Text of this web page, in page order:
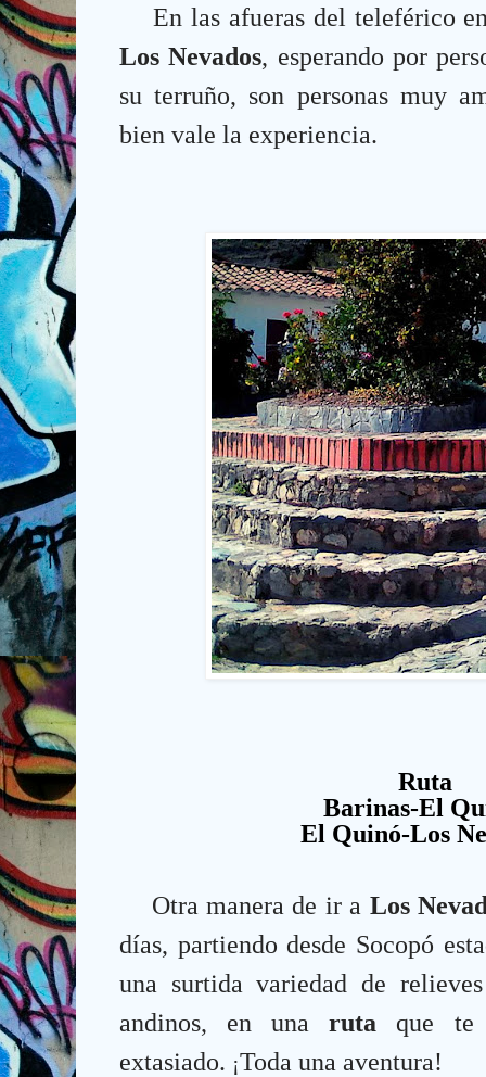
En las afueras del teleférico
Los Nevados, esperando por
su terruño, son personas muy
bien vale la experiencia.
Ruta
Barinas-El
El Quinó-Los
Otra manera de ir a Los
días, partiendo desde Socopó
una surtida variedad de
andinos, en unarutaque te
extasiado. ¡Toda una aventura!